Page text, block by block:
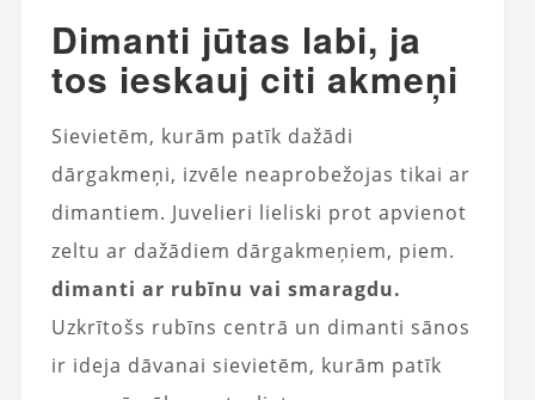
Dimanti jūtas labi, ja
tos ieskauj citi akmeņi
Sievietēm, kurām patīk dažādi
dārgakmeņi, izvēle neaprobežojas tikai ar
dimantiem. Juvelieri lieliski prot apvienot
zeltu ar dažādiem dārgakmeņiem, piem.
dimanti ar rubīnu vai smaragdu.
Uzkrītošs rubīns centrā un dimanti sānos
ir ideja dāvanai sievietēm, kurām patīk